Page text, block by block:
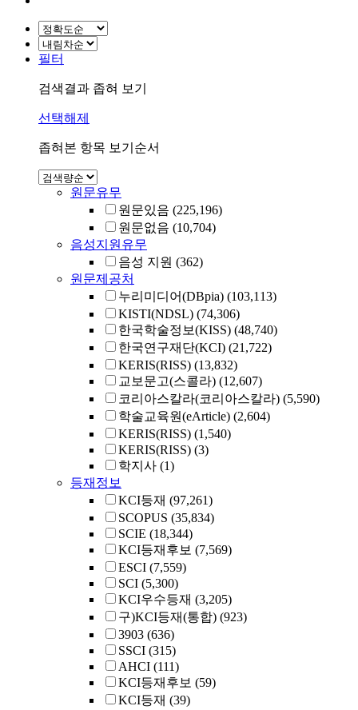
필터
검색결과 좁혀 보기
선택해제
좁혀본 항목 보기순서
원문유무
원문있음 (225,196)
원문없음 (10,704)
음성지원유무
음성 지원 (362)
원문제공처
누리미디어(DBpia) (103,113)
KISTI(NDSL) (74,306)
한국학술정보(KISS) (48,740)
한국연구재단(KCI) (21,722)
KERIS(RISS) (13,832)
교보문고(스콜라) (12,607)
코리아스칼라(코리아스칼라) (5,590)
학술교육원(eArticle) (2,604)
KERIS(RISS) (1,540)
KERIS(RISS) (3)
학지사 (1)
등재정보
KCI등재 (97,261)
SCOPUS (35,834)
SCIE (18,344)
KCI등재후보 (7,569)
ESCI (7,559)
SCI (5,300)
KCI우수등재 (3,205)
구)KCI등재(통합) (923)
3903 (636)
SSCI (315)
AHCI (111)
KCI등재후보 (59)
KCI등재 (39)